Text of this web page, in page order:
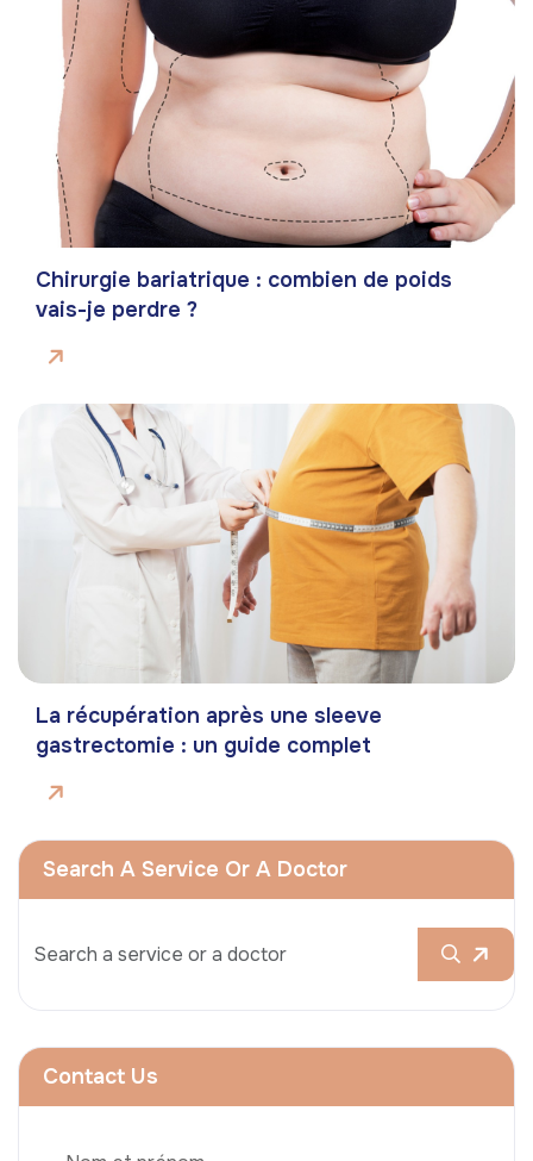
Chirurgie bariatrique : combien de poids
vais-je perdre ?
La récupération après une sleeve
gastrectomie : un guide complet
Search A Service Or A Doctor
Contact Us